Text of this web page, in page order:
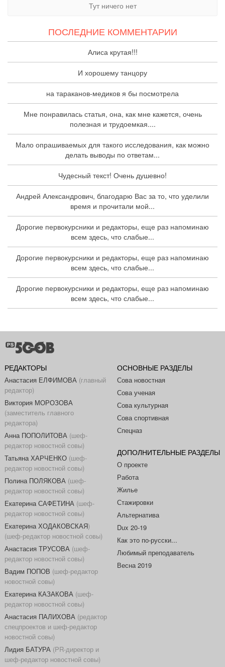
Тут ничего нет
ПОСЛЕДНИЕ КОММЕНТАРИИ
Алиса крутая!!!
И хорошему танцору
на тараканов-медиков я бы посмотрела
Мне понравилась статья, она, как мне кажется, очень
полезная и трудоемкая....
Мало опрашиваемых для такого исследования, как можно
делать выводы по ответам...
Чудесный текст! Очень душевно!
Андрей Александрович, благодарю Вас за то, что уделили
время и прочитали мой...
Дорогие первокурсники и редакторы, еще раз напоминаю
всем здесь, что слабые...
Дорогие первокурсники и редакторы, еще раз напоминаю
всем здесь, что слабые...
Дорогие первокурсники и редакторы, еще раз напоминаю
всем здесь, что слабые...
РЕДАКТОРЫ
Анастасия ЕЛФИМОВА(главный
редактор)
Виктория МОРОЗОВА
(заместитель главного
редактора)
Анна ПОПОЛИТОВА(шеф-
редактор новостной совы)
Татьяна ХАРЧЕНКО(шеф-
редактор новостной совы)
Полина ПОЛЯКОВА(шеф-
редактор новостной совы)
Екатерина САФЕТИНА(шеф-
редактор новостной совы)
Екатерина ХОДАКОВСКАЯ)
(шеф-редактор новостной совы)
Анастасия ТРУСОВА(шеф-
редактор новостной совы)
Вадим ПОПОВ (шеф-редактор
новостной совы)
Екатерина КАЗАКОВА(шеф-
редактор новостной совы)
Анастасия ПАЛИХОВА(редактор
спецпроектов и шеф-редактор
новостной совы)
Лидия БАТУРА(PR-директор и
шеф-редактор новостной совы)
ОСНОВНЫЕ РАЗДЕЛЫ
Сова новостная
Сова ученая
Сова культурная
Сова спортивная
Спецназ
ДОПОЛНИТЕЛЬНЫЕ РАЗДЕЛЫ
О проекте
Работа
Жилье
Стажировки
Альтернатива
Dux 20-19
Как это по-русски...
Любимый преподаватель
Весна 2019